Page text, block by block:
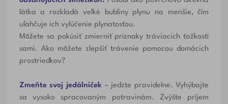
látka a rozkladá veľké bubliny plynu na menšie, čím
uľahčuje ich vylúčenie plynatosťou.
Môžete sa pokúsiť zmierniť príznaky tráviacich ťažkostí
sami. Ako môžete zlepšiť trávenie pomocou domácich
prostriedkov?
Zmeňte svoj jedálniček– jedzte pravidelne. Vyhýbajte
sa vysoko spracovaným potravinám. Zvýšte príjem